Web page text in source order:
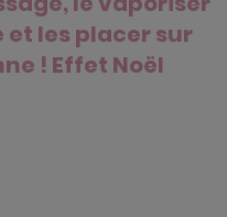
les placer sur
! Effet Noël